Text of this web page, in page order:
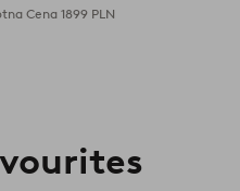
Cena1899 PLN